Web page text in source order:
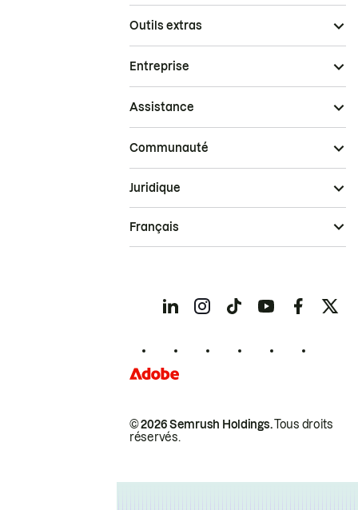
Outils extras
Entreprise
Assistance
Communauté
© 2026 Semrush Holdings.Tous droits
réservés.
Juridique
Français